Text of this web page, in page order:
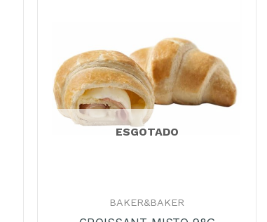
ESGOTADO
BAKER&BAKER